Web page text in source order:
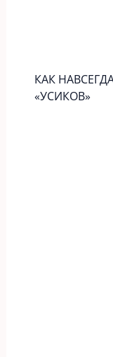
КАК
«УСИКОВ»